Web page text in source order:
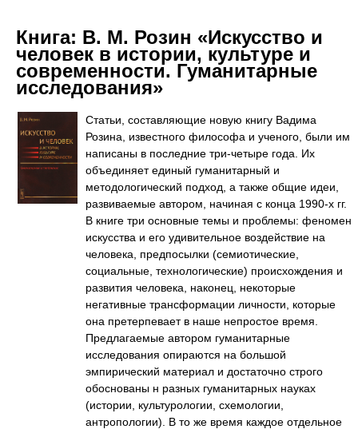
Книга: В. М. Розин «Искусство и
человек в истории, культуре и
современности. Гуманитарные
исследования»
Статьи, составляющие новую книгу Вадима
Розина, известного философа и ученого, были им
написаны в последние три-четыре года. Их
объединяет единый гуманитарный и
методологический подход, а также общие идеи,
развиваемые автором, начиная с конца 1990-х гг.
В книге три основные темы и проблемы: феномен
искусства и его удивительное воздействие на
человека, предпосылки (семиотические,
социальные, технологические) происхождения и
развития человека, наконец, некоторые
негативные трансформации личности, которые
она претерпевает в наше непростое время.
Предлагаемые автором гуманитарные
исследования опираются на большой
эмпирический материал и достаточно строго
обоснованы н разных гуманитарных науках
(истории, культурологии, схемологии,
антропологии). В то же время каждое отдельное